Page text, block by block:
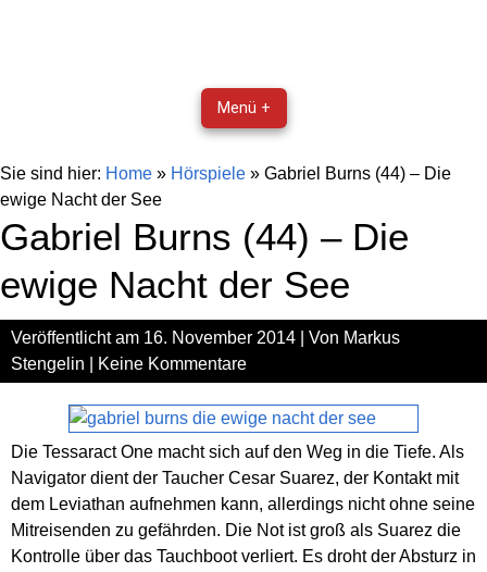
Menü +
Sie sind hier: Home » Hörspiele » Gabriel Burns (44) – Die
ewige Nacht der See
Gabriel Burns (44) – Die
ewige Nacht der See
Veröffentlicht am 16. November 2014 | Von Markus
Stengelin
Keine Kommentare
Die Tessaract One macht sich auf den Weg in die Tiefe. Als
Navigator dient der Taucher Cesar Suarez, der Kontakt mit
dem Leviathan aufnehmen kann, allerdings nicht ohne seine
Mitreisenden zu gefährden. Die Not ist groß als Suarez die
Kontrolle über das Tauchboot verliert. Es droht der Absturz in